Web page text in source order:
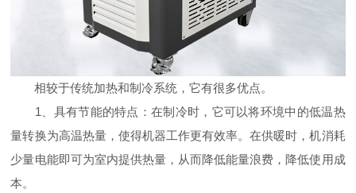
相较于传统加热和制冷系统，它有很多优点。
1、具有节能的特点：在制冷时，它可以将环境中的低温热
量转换为高温热量，使得机器工作更有效率。在供暖时，机消耗
少量电能即可为室内提供热量，从而降低能量浪费，降低使用成
本。